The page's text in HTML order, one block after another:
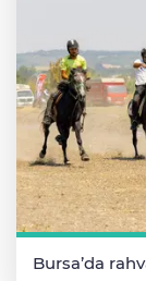
Bursa’da